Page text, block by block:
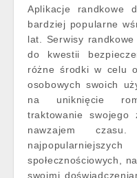
Aplikacje randkowe
bardziej popularne
lat. Serwisy
do kwestii
różne środki w celu
osobowych swoich
na uniknięcie
traktowanie swojego
nawzajem
społecznościowych,
swoimi